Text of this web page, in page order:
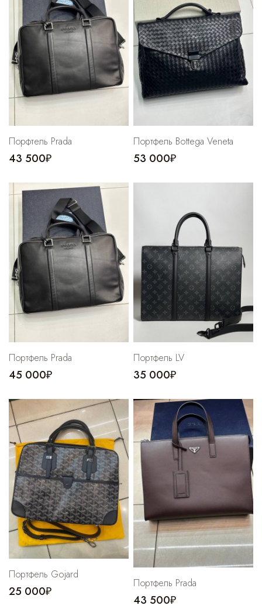
Порфтель Prada
43 500₽
Портфель Bottega Veneta
53 000₽
Портфель Prada
45 000₽
Портфель LV
35 000₽
Портфель Gojard
25 000₽
Портфель Prada
43 500₽
Cпортивные брюки
Комбинезоны